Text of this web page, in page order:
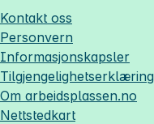
Kontakt oss
Personvern
Informasjonskapsler
Tilgjengelighetserklæring
Om arbeidsplassen.no
Nettstedkart